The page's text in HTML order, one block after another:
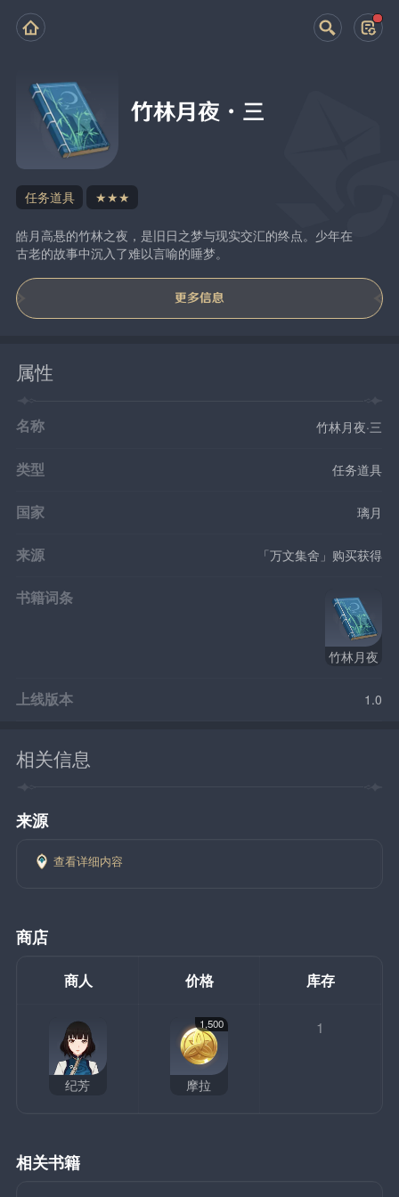
竹林月夜·三
任务道具 ★★★
皓月高悬的竹林之夜，是旧日之梦与现实交汇的终点。少年在
古老的故事中沉入了难以言喻的睡梦。
更多信息
属性
名称 竹林月夜·三
类型 任务道具
国家 璃月
来源 「万文集舍」购买获得
书籍词条
竹林月夜
上线版本 1.0
相关信息
来源
查看详细内容
商店
商人 价格 库存
纪芳
1,500
摩拉
1
相关书籍